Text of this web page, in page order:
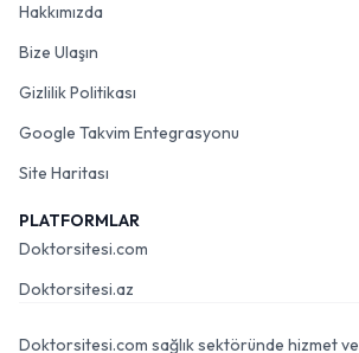
Hakkımızda
Bize Ulaşın
Gizlilik Politikası
Google Takvim Entegrasyonu
Site Haritası
PLATFORMLAR
Doktorsitesi.com
Doktorsitesi.az
Doktorsitesi.com sağlık sektöründe hizmet